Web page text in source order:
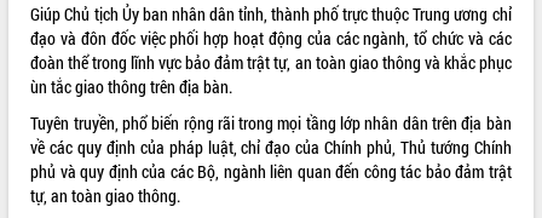
Giúp Chủ tịch Ủy ban nhân dân tỉnh, thành phố trực thuộc Trung ương chỉ
đạo và đôn đốc việc phối hợp hoạt động của các ngành, tổ chức và các
đoàn thể trong lĩnh vực bảo đảm trật tự, an toàn giao thông và khắc phục
ùn tắc giao thông trên địa bàn.
Tuyên truyền, phổ biến rộng rãi trong mọi tầng lớp nhân dân trên địa bàn
về các quy định của pháp luật, chỉ đạo của Chính phủ, Thủ tướng Chính
phủ và quy định của các Bộ, ngành liên quan đến công tác bảo đảm trật
tự, an toàn giao thông.